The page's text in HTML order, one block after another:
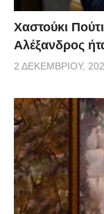
Χαστούκι
Αλέξανδρος
2 ΔΕΚΕΜΒΡΊΟΥ,